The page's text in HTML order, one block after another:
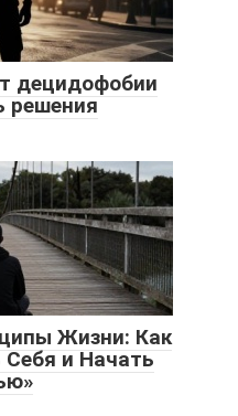
децидофобии
решения
Жизни: Как
и Начать